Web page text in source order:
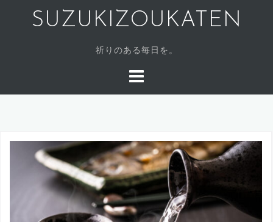
SUZUKIZOUKATEN
祈りのある毎日を。